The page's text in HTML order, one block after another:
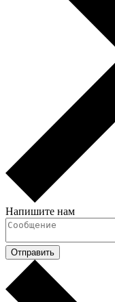
Напишите нам
Отправить